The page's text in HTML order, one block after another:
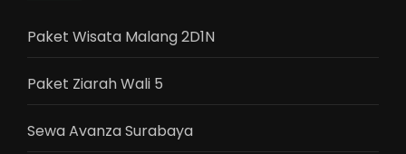
Paket Wisata Malang 2D1N
Paket Ziarah Wali 5
Sewa Avanza Surabaya